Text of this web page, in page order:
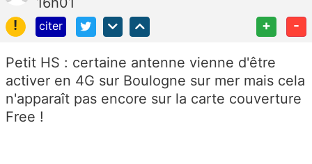
!
citer + -
Petit HS : certaine antenne vienne d'être
activer en 4G sur Boulogne sur mer mais cela
n'apparaît pas encore sur la carte couverture
Free !